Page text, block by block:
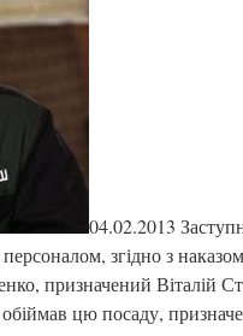
04.02.2013
згідно з наказом
призначений Віталій
цю посаду,